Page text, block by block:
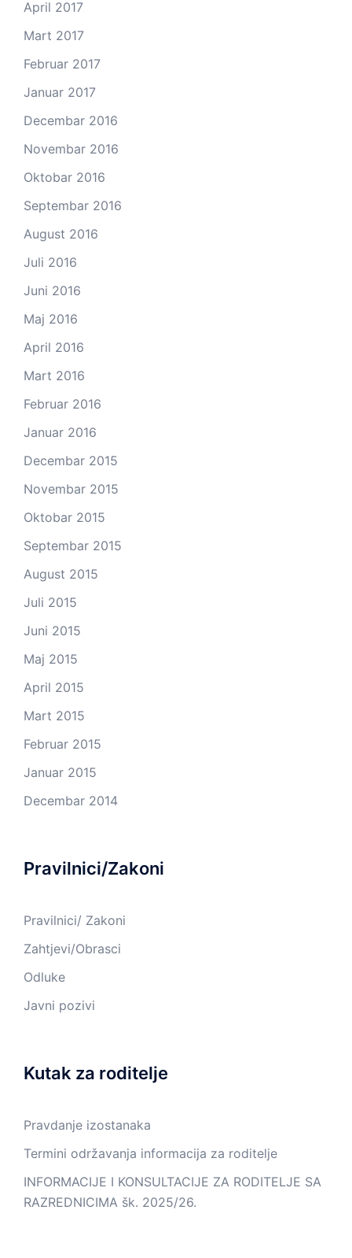
April 2017
Mart 2017
Februar 2017
Januar 2017
Decembar 2016
Novembar 2016
Oktobar 2016
Septembar 2016
August 2016
Juli 2016
Juni 2016
Maj 2016
April 2016
Mart 2016
Februar 2016
Januar 2016
Decembar 2015
Novembar 2015
Oktobar 2015
Septembar 2015
August 2015
Juli 2015
Juni 2015
Maj 2015
April 2015
Mart 2015
Februar 2015
Januar 2015
Decembar 2014
Pravilnici/Zakoni
Pravilnici/ Zakoni
Zahtjevi/Obrasci
Odluke
Javni pozivi
Kutak za roditelje
Pravdanje izostanaka
Termini održavanja informacija za roditelje
INFORMACIJE I KONSULTACIJE ZA RODITELJE SA
RAZREDNICIMA šk. 2025/26.